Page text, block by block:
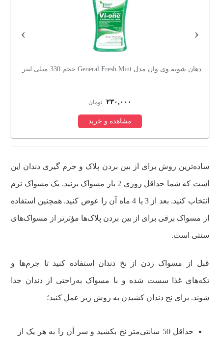
دهان شویه مَس مدل Cetylpyridinium Chloride حجم 250 میلی
۱۲۱,۰۷۰ تومان
مشاهده و خرید
‹
›
ساده‌ترین روش برای از بین بردن پلاک و جرم گیری دندان این
است که شما حداقل روزی 2 بار مسواک بزنید. یک مسواک نرم
انتخاب کنید. بعد از 3 یا 4 ماه آن را عوض کنید. همچنین استفاده
از مسواک برقی برای از بین بردن پلاک‌ها مؤثرتر از مسواک‌های
سنتی است.
قبل از مسواک زدن از نخ دندان استفاده کنید تا جرم‌ها و
تکه‌های غذا سست شده و با مسواک به‌راحتی از دندان جدا
شوند. برای نخ دندان کشیدن به روش زیر عمل کنید؛
حداقل 50 سانتی‌متر نخ بکشید و سر آن را به هر یک از